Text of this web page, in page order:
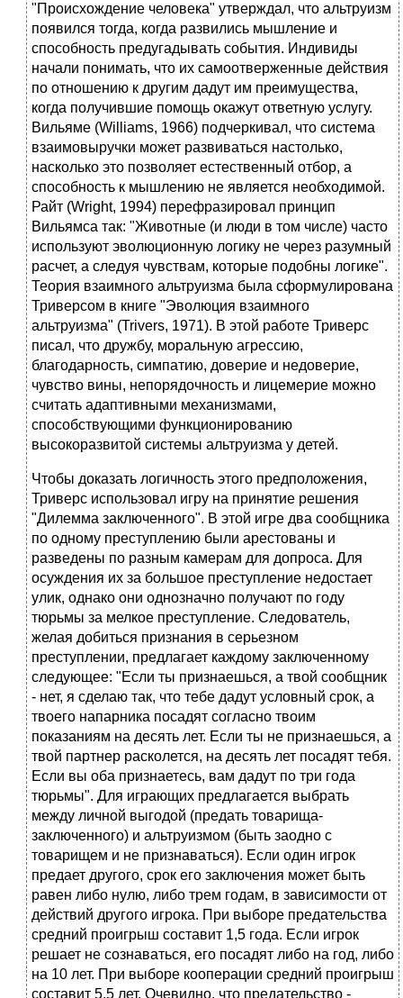
"Происхождение человека" утверждал, что альтруизм
появился тогда, когда развились мышление и
способность предугадывать события. Индивиды
начали понимать, что их самоотверженные действия
по отношению к другим дадут им преимущества,
когда получившие помощь окажут ответную услугу.
Вильяме (Williams, 1966) подчеркивал, что система
взаимовыручки может развиваться настолько,
насколько это позволяет естественный отбор, а
способность к мышлению не является необходимой.
Райт (Wright, 1994) перефразировал принцип
Вильямса так: "Животные (и люди в том числе) часто
используют эволюционную логику не через разумный
расчет, а следуя чувствам, которые подобны логике".
Теория взаимного альтруизма была сформулирована
Триверсом в книге "Эволюция взаимного
альтруизма" (Trivers, 1971). В этой работе Триверс
писал, что дружбу, моральную агрессию,
благодарность, симпатию, доверие и недоверие,
чувство вины, непорядочность и лицемерие можно
считать адаптивными механизмами,
способствующими функционированию
высокоразвитой системы альтруизма у детей.
Чтобы доказать логичность этого предположения,
Триверс использовал игру на принятие решения
"Дилемма заключенного". В этой игре два сообщника
по одному преступлению были арестованы и
разведены по разным камерам для допроса. Для
осуждения их за большое преступление недостает
улик, однако они однозначно получают по году
тюрьмы за мелкое преступление. Следователь,
желая добиться признания в серьезном
преступлении, предлагает каждому заключенному
следующее: "Если ты признаешься, а твой сообщник
- нет, я сделаю так, что тебе дадут условный срок, а
твоего напарника посадят согласно твоим
показаниям на десять лет. Если ты не признаешься, а
твой партнер расколется, на десять лет посадят тебя.
Если вы оба признаетесь, вам дадут по три года
тюрьмы". Для играющих предлагается выбрать
между личной выгодой (предать товарища-
заключенного) и альтруизмом (быть заодно с
товарищем и не признаваться). Если один игрок
предает другого, срок его заключения может быть
равен либо нулю, либо трем годам, в зависимости от
действий другого игрока. При выборе предательства
средний проигрыш составит 1,5 года. Если игрок
решает не сознаваться, его посадят либо на год, либо
на 10 лет. При выборе кооперации средний проигрыш
составит 5,5 лет. Очевидно, что предательство -